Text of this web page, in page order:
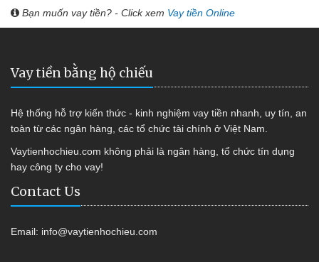
Bạn muốn vay tiền? - Click xem Vay tiền Online
Vay tiền bằng hộ chiếu
Hệ thống hỗ trợ kiến thức - kinh nghiệm vay tiền nhanh, uy tín, an
toàn từ các ngân hàng, các tổ chức tài chính ở Việt Nam.
Vaytienhochieu.com không phải là ngân hàng, tổ chức tín dụng
hay công ty cho vay!
Contact Us
Email: info@vaytienhochieu.com